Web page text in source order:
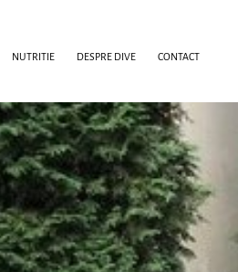
NUTRITIE DESPRE DIVE CONTACT